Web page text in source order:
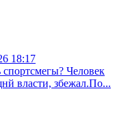
18:17
Человек
власти, збежал.По...